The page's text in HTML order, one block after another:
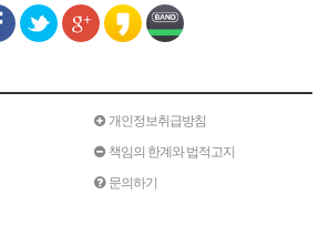
개인정보취급방침
책임의 한계와 법적고지
문의하기